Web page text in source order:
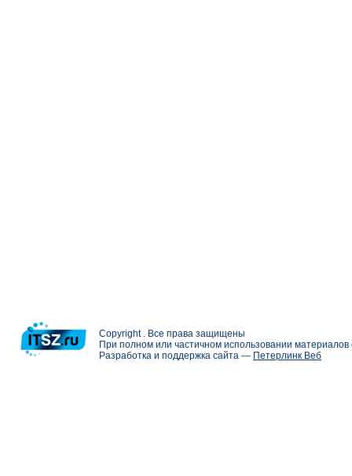
Copyright . Все права защищены
При полном или частичном использовании
Разработка и поддержка сайта — Петерлинк Веб